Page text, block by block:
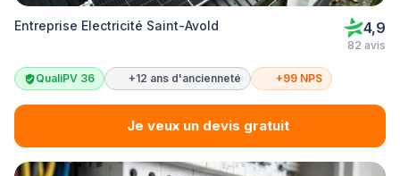
Entreprise Electricité Saint-Avold 4,9
82 avis
QualiPV 36 +12 ans d'ancienneté +99 NPS
Je veux un devis gratuit